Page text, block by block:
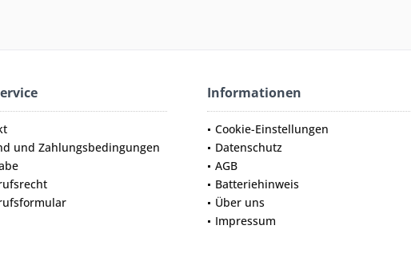
und Zahlungsbedingungen
Informationen
Cookie-Einstellungen
Datenschutz
AGB
Batteriehinweis
Über uns
Impressum